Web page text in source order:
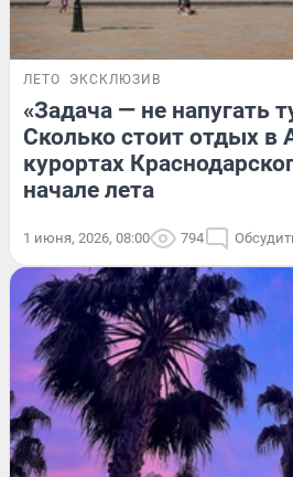
ЛЕТО ЭКСКЛЮЗИВ
«Задача — не напугать
Сколько стоит отдых в
курортах
начале лета
1 июня, 2026, 08:00 794